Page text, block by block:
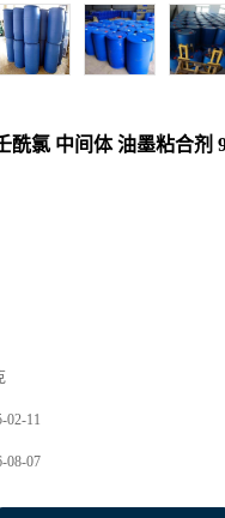
酰氯 中间体 油墨粘合剂
02-11
08-07